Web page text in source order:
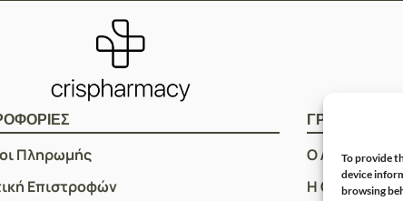
To provide
device
browsing
Πληρωμής
Επιστροφών
ΓΡΗΓΟΡOI
Ο
Η Ομάδα μας